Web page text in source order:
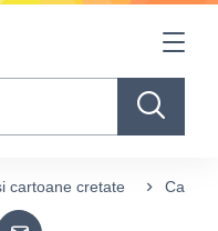
cartoane cretate Carton